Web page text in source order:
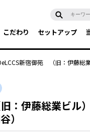
こだわり セットアップ
新宿御苑 （旧：伊藤総
：伊藤総業ビル）
）